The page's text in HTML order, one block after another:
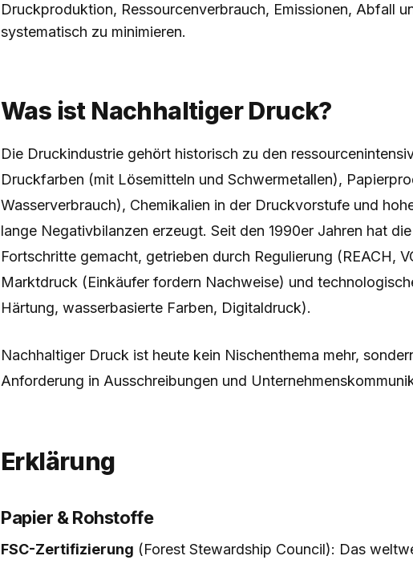
Druckproduktion, Ressourcenverbrauch, Emissionen, Abfall
systematisch zu minimieren.
Was ist Nachhaltiger Druck?
Die Druckindustrie gehört historisch zu den
Druckfarben (mit Lösemitteln und Schwermetallen),
Wasserverbrauch), Chemikalien in der Druckvorstufe und
lange Negativbilanzen erzeugt. Seit den 1990er Jahren hat
Fortschritte gemacht, getrieben durch Regulierung (REACH,
Marktdruck (Einkäufer fordern Nachweise) und
Härtung, wasserbasierte Farben, Digitaldruck).
Nachhaltiger Druck ist heute kein Nischenthema mehr,
Anforderung in Ausschreibungen und
Erklärung
Papier & Rohstoffe
FSC-Zertifizierung (Forest Stewardship Council): Das